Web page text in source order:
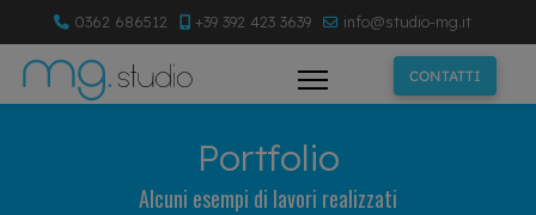
0362 686512 +39 392 423 3639 info@studio-mg.it
CONTATTI
Portfolio
Alcuni esempi di lavori realizzati